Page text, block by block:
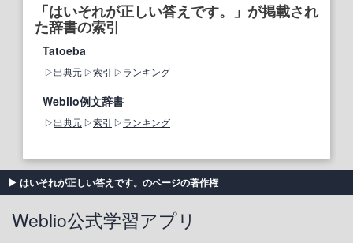
「はいそれが正しい答えです。」が掲載され
た辞書の索引
Tatoeba
出典元 索引 ランキング
Weblio例文辞書
出典元 索引 ランキング
はいそれが正しい答えです。のページの著作権
Weblio公式学習アプリ